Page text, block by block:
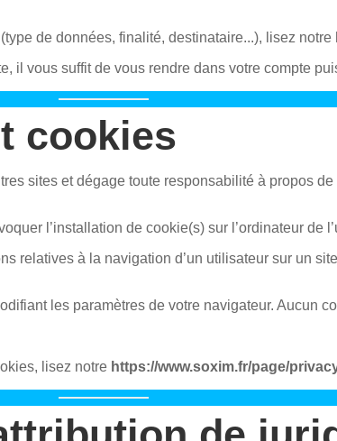
de données, finalité, destinataire...), lisez notre
il vous suffit de vous rendre dans votre compte
cookies
sites et dégage toute responsabilité à propos
l’installation de cookie(s) sur l’ordinateur de
relatives à la navigation d’un utilisateur sur un
les paramètres de votre navigateur. Aucun
lisez notre https://www.soxim.fr/page/